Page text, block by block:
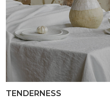
TENDERNESS